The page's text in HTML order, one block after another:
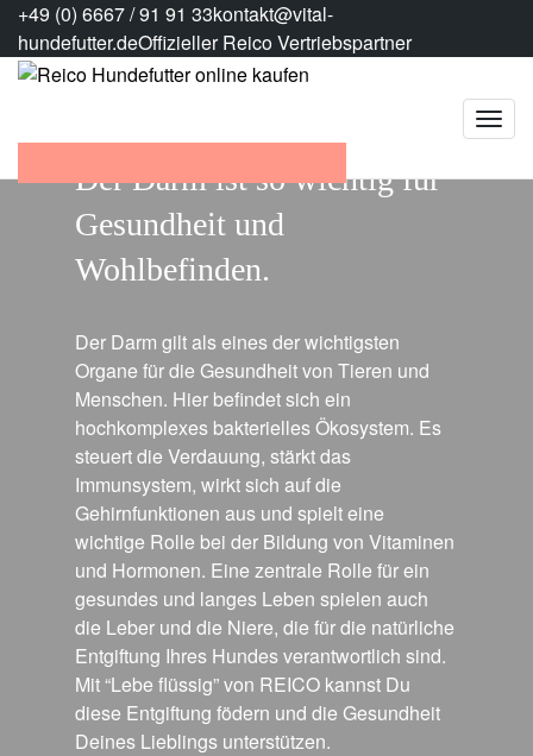
+49 (0) 6667 / 91 91 33kontakt@vital-
hundefutter.deOffizieller Reico Vertriebspartner
Der Darm ist so wichtig für
Gesundheit und
Wohlbefinden.
Der Darm gilt als eines der wichtigsten
Organe für die Gesundheit von Tieren und
Menschen. Hier befindet sich ein
hochkomplexes bakterielles Ökosystem. Es
steuert die Verdauung, stärkt das
Immunsystem, wirkt sich auf die
Gehirnfunktionen aus und spielt eine
wichtige Rolle bei der Bildung von Vitaminen
und Hormonen. Eine zentrale Rolle für ein
gesundes und langes Leben spielen auch
die Leber und die Niere, die für die natürliche
Entgiftung Ihres Hundes verantwortlich sind.
Mit “Lebe flüssig” von REICO kannst Du
diese Entgiftung födern und die Gesundheit
Deines Lieblings unterstützen.